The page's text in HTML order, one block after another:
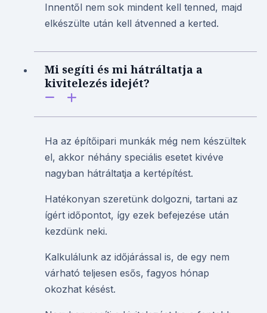
Innentől nem sok mindent kell tenned, majd
elkészülte után kell átvenned a kerted.
Mi segíti és mi hátráltatja a
kivitelezés idejét?
Ha az építőipari munkák még nem készültek
el, akkor néhány speciális esetet kivéve
nagyban hátráltatja a kertépítést.
Hatékonyan szeretünk dolgozni, tartani az
ígért időpontot, így ezek befejezése után
kezdünk neki.
Kalkulálunk az időjárással is, de egy nem
várható teljesen esős, fagyos hónap
okozhat késést.